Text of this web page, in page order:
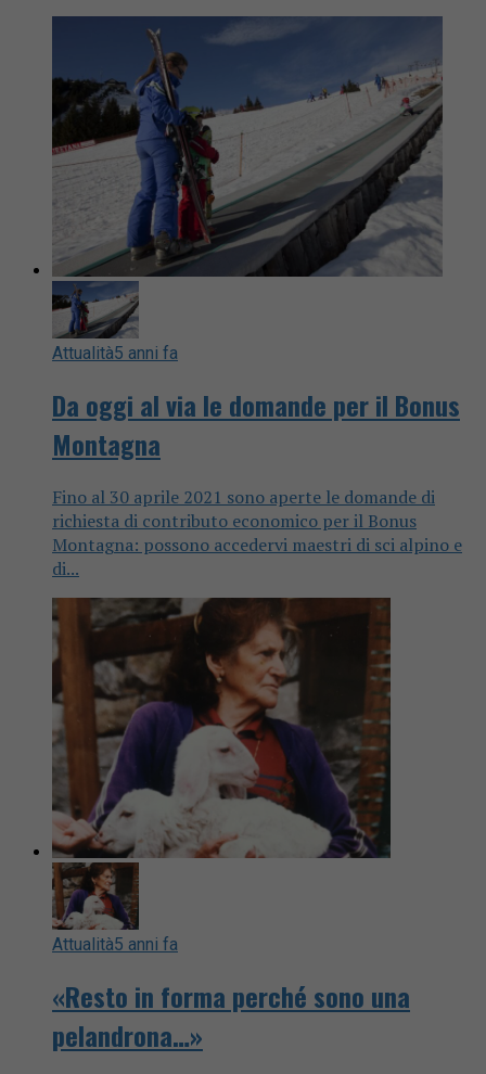
Attualità5 anni fa
Da oggi al via le domande per il Bonus
Montagna
Fino al 30 aprile 2021 sono aperte le domande di
richiesta di contributo economico per il Bonus
Montagna: possono accedervi maestri di sci alpino e
di...
Attualità5 anni fa
«Resto in forma perché sono una
pelandrona…»